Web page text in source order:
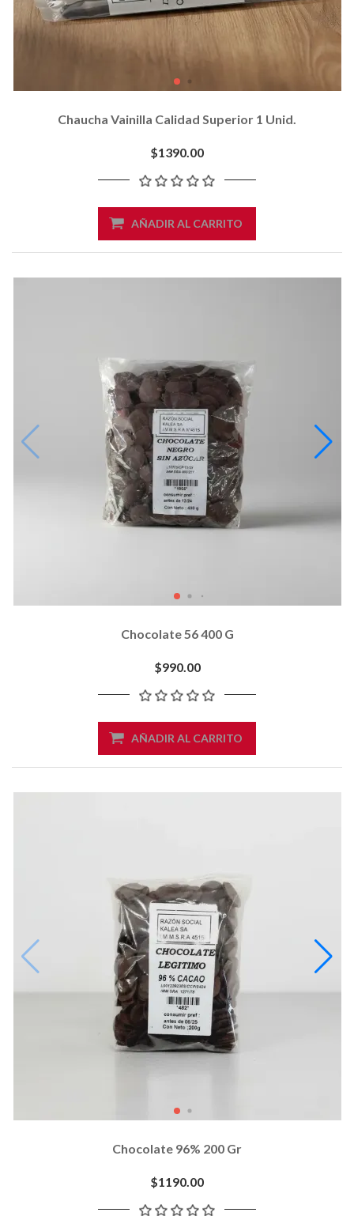
Chaucha Vainilla Calidad Superior 1 Unid.
$1390.00
AÑADIR AL CARRITO
Chocolate 56 400 G
$990.00
AÑADIR AL CARRITO
Chocolate 96% 200 Gr
$1190.00